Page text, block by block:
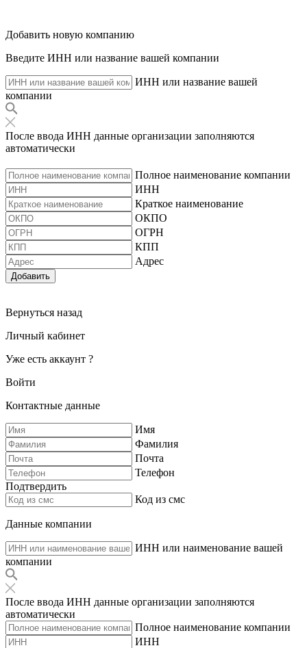
Добавить новую компанию
Введите ИНН или название вашей компании
ИНН или название вашей
компании
После ввода ИНН данные организации заполняются
автоматически
Полное наименование компании
ИНН
Краткое наименование
ОКПО
ОГРН
КПП
Адрес
Добавить
Вернуться назад
Личный кабинет
Уже есть аккаунт ?
Войти
Контактные данные
Имя
Фамилия
Почта
Телефон
Подтвердить
Код из смс
Данные компании
ИНН или наименование вашей
компании
После ввода ИНН данные организации заполняются
автоматически
Полное наименование компании
ИНН